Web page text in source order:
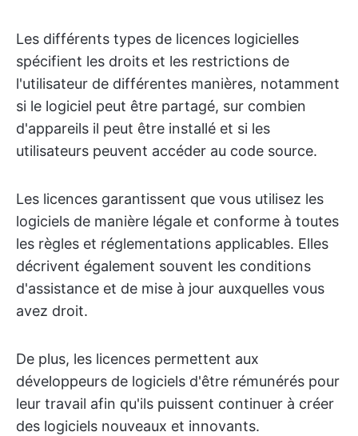
Les différents types de licences logicielles
spécifient les droits et les restrictions de
l'utilisateur de différentes manières, notamment
si le logiciel peut être partagé, sur combien
d'appareils il peut être installé et si les
utilisateurs peuvent accéder au code source.
Les licences garantissent que vous utilisez les
logiciels de manière légale et conforme à toutes
les règles et réglementations applicables. Elles
décrivent également souvent les conditions
d'assistance et de mise à jour auxquelles vous
avez droit.
De plus, les licences permettent aux
développeurs de logiciels d'être rémunérés pour
leur travail afin qu'ils puissent continuer à créer
des logiciels nouveaux et innovants.